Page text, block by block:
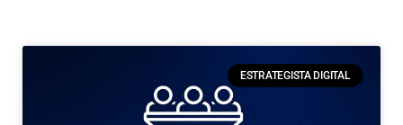
ESTRATEGISTA DIGITAL